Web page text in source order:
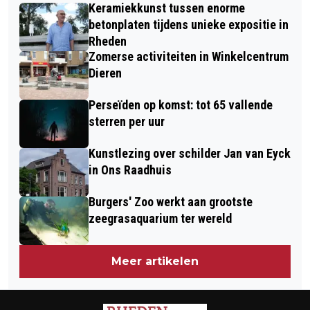
RAMBO!
Keramiekkunst tussen enorme
betonplaten tijdens unieke expositie in
Rheden
Zomerse activiteiten in Winkelcentrum
Dieren
Perseïden op komst: tot 65 vallende
sterren per uur
Kunstlezing over schilder Jan van Eyck
in Ons Raadhuis
Burgers' Zoo werkt aan grootste
zeegrasaquarium ter wereld
Meer artikelen